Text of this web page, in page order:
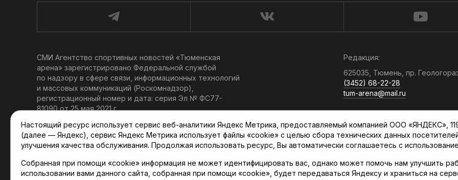
СМИ Агентство спортивных новостей «Тюменская
арена» зарегистрировано Федеральной службой
по надзору в сфере связи, информационных технологий
и массовых коммуникаций (Роскомнадзор),
регистрационный номер и дата: серия Эл № ФС77-
81090 от 25 мая 2021 г.
Главный редактор: Мартынов В. В.
При использовании материалов ссылка обязательна.
Политика конфиденциальности
Редакция:
625035, Тюмень, пр.
(3452) 68-22-28
tum-arena@mail.ru
Отдел продаж:
(3452) 68-89-78
kotovaev@sibinformburo.ru
Настоящий ресурс использует сервис веб-аналитики Яндекс Метрика, предоставляемый компанией ООО «ЯНДЕКС»,
(далее — Яндекс), сервис Яндекс Метрика использует файлы «cookie» с целью сбора технических данных
улучшения качества обслуживания. Продолжая использовать ресурс, Вы автоматически соглашаетесь с
Собранная при помощи «cookie» информация не может идентифицировать вас, однако может помочь нам улучшить
использовании вами данного сайта, собранная при помощи «cookie», будет передаваться Яндексу и храниться на